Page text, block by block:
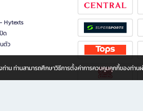
Hytexts
ด
ตัว
าน ท่านสามารถศึกษาวิธีการตั้งค่าการควบคุมคุกกี้ของท่าน